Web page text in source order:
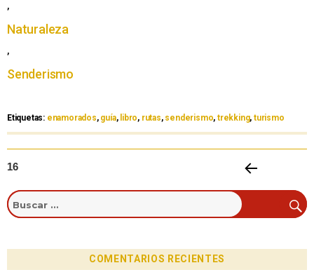
,
Naturaleza
,
Senderismo
Etiquetas: enamorados, guía, libro, rutas, senderismo,trekking,turismo
PÁGIN
A
ANTE
16
COMENTARIOS RECIENTES